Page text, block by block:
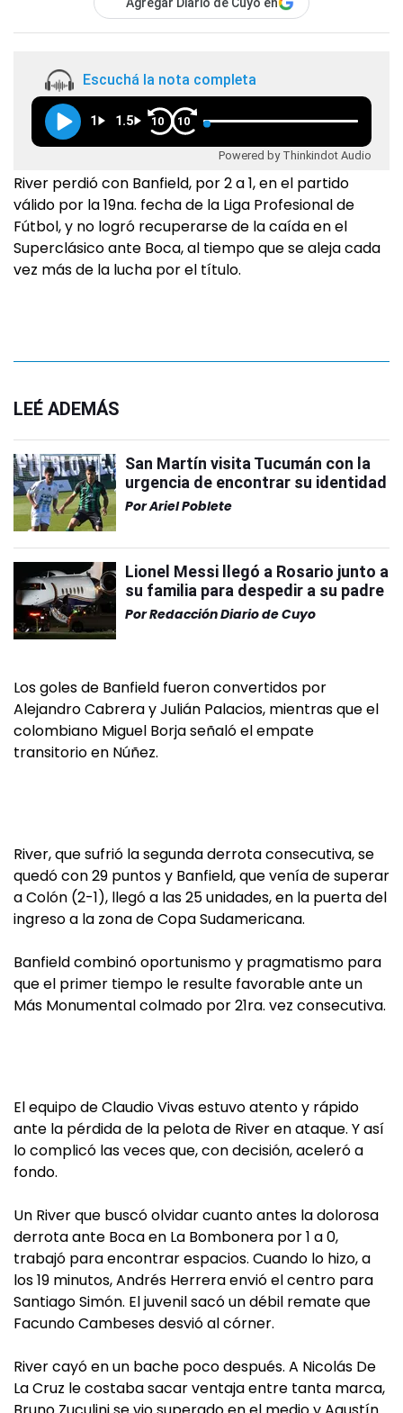
Escuchá la nota completa
1 1.5 10 10
Powered by Thinkindot Audio
River perdió con Banfield, por 2 a 1, en el partido
válido por la 19na. fecha de la Liga Profesional de
Fútbol, y no logró recuperarse de la caída en el
Superclásico ante Boca, al tiempo que se aleja cada
vez más de la lucha por el título.
LEÉ ADEMÁS
San Martín visita Tucumán con la
urgencia de encontrar su identidad
PorAriel Poblete
Lionel Messi llegó a Rosario junto a
su familia para despedir a su padre
PorRedacción Diario de Cuyo
Los goles de Banfield fueron convertidos por
Alejandro Cabrera y Julián Palacios, mientras que el
colombiano Miguel Borja señaló el empate
transitorio en Núñez.
River, que sufrió la segunda derrota consecutiva, se
quedó con 29 puntos y Banfield, que venía de superar
a Colón (2-1), llegó a las 25 unidades, en la puerta del
ingreso a la zona de Copa Sudamericana.
Banfield combinó oportunismo y pragmatismo para
que el primer tiempo le resulte favorable ante un
Más Monumental colmado por 21ra. vez consecutiva.
El equipo de Claudio Vivas estuvo atento y rápido
ante la pérdida de la pelota de River en ataque. Y así
lo complicó las veces que, con decisión, aceleró a
fondo.
Un River que buscó olvidar cuanto antes la dolorosa
derrota ante Boca en La Bombonera por 1 a 0,
trabajó para encontrar espacios. Cuando lo hizo, a
los 19 minutos, Andrés Herrera envió el centro para
Santiago Simón. El juvenil sacó un débil remate que
Facundo Cambeses desvió al córner.
River cayó en un bache poco después. A Nicolás De
La Cruz le costaba sacar ventaja entre tanta marca,